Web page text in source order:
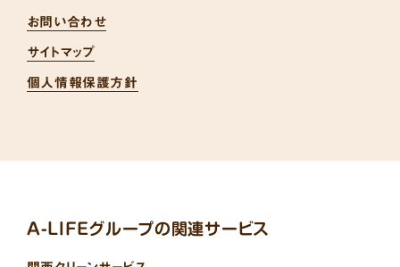
お問い合わせ
サイトマップ
個人情報保護方針
A-LIFEグループの関連サービス